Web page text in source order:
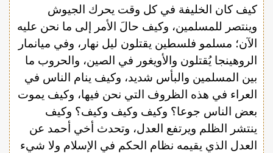
كيف كان الخليفة في كل وقت يحرك الجيوش
وينتصر للمسلمين، وكيف حالَ الأمر إلى ما نحن عليه
الآن؛ مسلمو فلسطين يقتلون ليل نهار، وفي ميانمار
الروهينجا يُقتلون والأويغور في الصين، والحروب ما
بين المسلمين والبأس شديد، وكيف ينام الناس في
العراء في هذه الظروف التي نحن فيها، وكيف يموت
بعض الناس جوعا؟ وكيف وكيف وكيف؟ وكيف
ينتشر الظلم ويرتفع العدل، وتحدث أخي أحمد عن
العدل الذي يقيمه نظام الحكم في الإسلام ولا شيء